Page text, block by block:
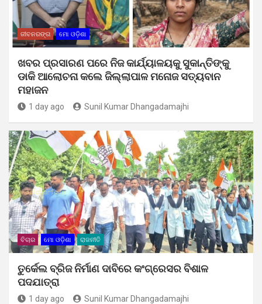
ଜୀବନରଙ୍ଗ ମୋ ଓଡ଼ିଶା
ଖବର ପ୍ରସାରଣ ପରେ ନିଜ କାର୍ଯ୍ୟାଳୟକୁ ସୁକାନ୍ତିଙ୍କୁ
ଡାକି ଆଲୋଚନା କଲେ ଜିଲ୍ଲାପାଳ ମନୋଜ ସତ୍ୟବାନ
ମହାଜନ
1 day ago Sunil Kumar Dhangadamajhi
ବିଚାର ମୋ ଓଡ଼ିଶା ରାଜନୀତି
ତୁର୍କେଲ ବ୍ରିଜ ନିର୍ମାଣ ଦାବିରେ କଂଗ୍ରେସର ବିଶାଳ
ପଦଯାତ୍ରା
1 day ago Sunil Kumar Dhangadamajhi